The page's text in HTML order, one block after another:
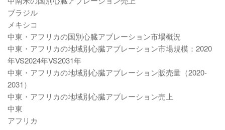
ブラジル
メキシコ
中東・アフリカの国別心臓アブレーション市場概況
中東・アフリカの地域別心臓アブレーション市場規模：2020
年VS2024年VS2031年
中東・アフリカの地域別心臓アブレーション販売量（2020-
2031）
中東・アフリカの地域別心臓アブレーション売上
中東
アフリカ